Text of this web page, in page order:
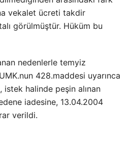
vekalet ücreti takdir
görülmüştür. Hüküm bu
nedenlerle temyiz
428.maddesi uyarınca
istek halinde peşin alınan
iadesine, 13.04.2004
verildi.